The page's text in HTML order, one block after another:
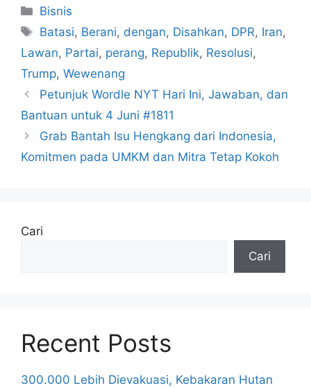
Kategori
Bisnis
Tag
Batasi, Berani, dengan, Disahkan, DPR, Iran,
Lawan, Partai, perang, Republik, Resolusi,
Trump, Wewenang
Petunjuk Wordle NYT Hari Ini, Jawaban, dan
Bantuan untuk 4 Juni #1811
Grab Bantah Isu Hengkang dari Indonesia,
Komitmen pada UMKM dan Mitra Tetap Kokoh
Cari
Cari
Recent Posts
300.000 Lebih Dievakuasi, Kebakaran Hutan